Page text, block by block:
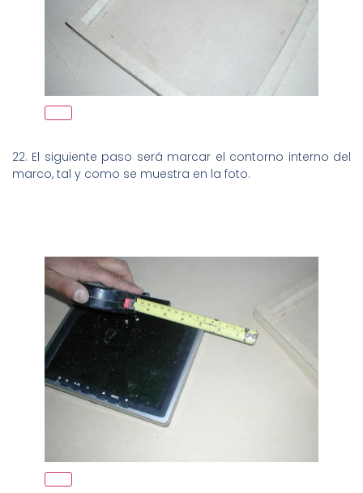
22. El siguiente paso será marcar el contorno interno del
marco, tal y como se muestra en la foto.